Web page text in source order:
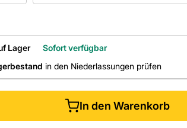
Lager
Sofort verfügbar
in den Niederlassungen prüfen
In den Warenkorb